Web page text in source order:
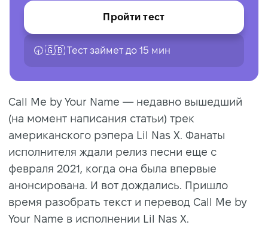
Пройти тест
🕣 🇬🇧 Tест займет до 15 мин
Call Me by Your Name — недавно вышедший
(на момент написания статьи) трек
американского рэпера Lil Nas X. Фанаты
исполнителя ждали релиз песни еще с
февраля 2021, когда она была впервые
анонсирована. И вот дождались. Пришло
время разобрать текст и перевод Call Me by
Your Name в исполнении Lil Nas X.